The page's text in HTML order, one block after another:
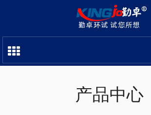
产品中心